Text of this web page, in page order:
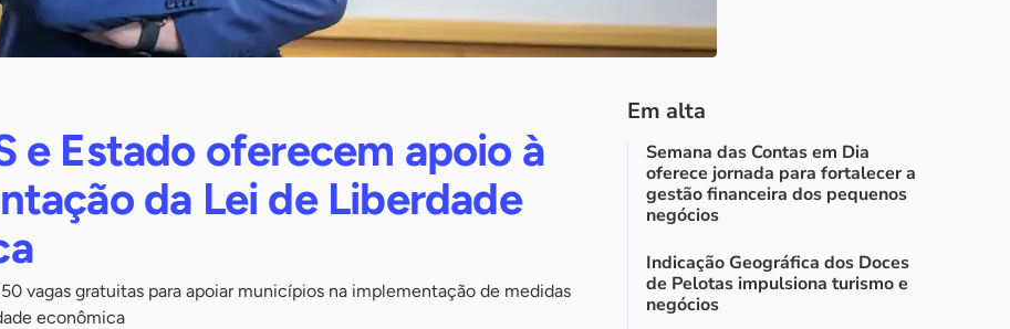
e Estado oferecem apoio à
da Lei de Liberdade
vagas gratuitas para apoiar municípios na implementação de medidas
econômica
Em alta
Semana das Contas em Dia
oferece jornada para fortalecer a
gestão financeira dos pequenos
negócios
Indicação Geográfica dos Doces
de Pelotas impulsiona turismo e
negócios